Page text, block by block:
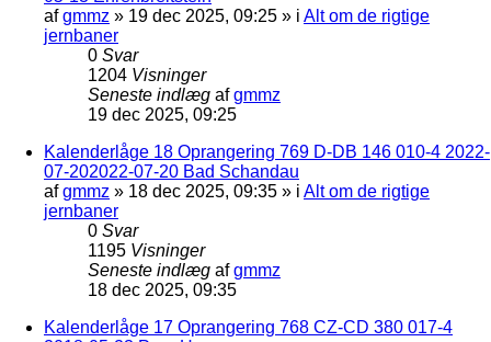
afgmmz » 19 dec 2025, 09:25 » i Alt om de rigtige
jernbaner
0 Svar
1204 Visninger
Seneste indlæg afgmmz
19 dec 2025, 09:25
Kalenderlåge 18 Oprangering 769 D-DB 146 010-4 2022-
07-202022-07-20 Bad Schandau
afgmmz » 18 dec 2025, 09:35 » i Alt om de rigtige
jernbaner
0 Svar
1195 Visninger
Seneste indlæg afgmmz
18 dec 2025, 09:35
Kalenderlåge 17 Oprangering 768 CZ-CD 380 017-4